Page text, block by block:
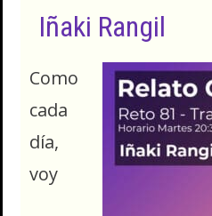
Iñaki Rangil
Como
cada
día,
voy